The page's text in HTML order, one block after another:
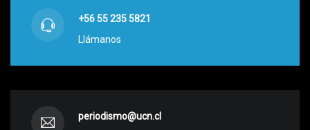
+56 55 235 5821
Llámanos
periodismo@ucn.cl